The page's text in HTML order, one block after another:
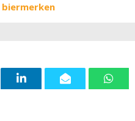
biermerken